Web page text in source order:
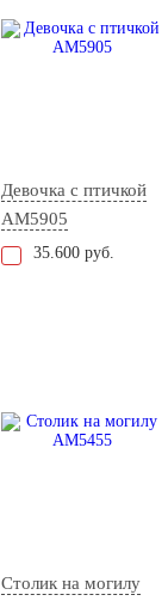
Девочка с птичкой
AM5905
35.600 руб.
Столик на могилу